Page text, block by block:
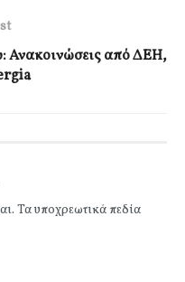
Ανακοινώσεις από ΔΕΗ,
Τα υποχρεωτικά πεδία